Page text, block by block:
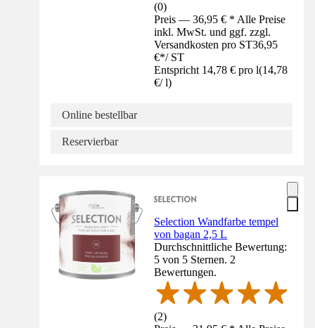
(0)
Preis — 36,95 € * Alle Preise
inkl. MwSt. und ggf. zzgl.
Versandkosten pro ST36,95
€*/ ST
Entspricht 14,78 € pro l(14,78
€/ l)
Online bestellbar
Reservierbar
Selection Wandfarbe tempel
von bagan 2,5 L
Durchschnittliche Bewertung:
5 von 5 Sternen. 2
Bewertungen.
(2)